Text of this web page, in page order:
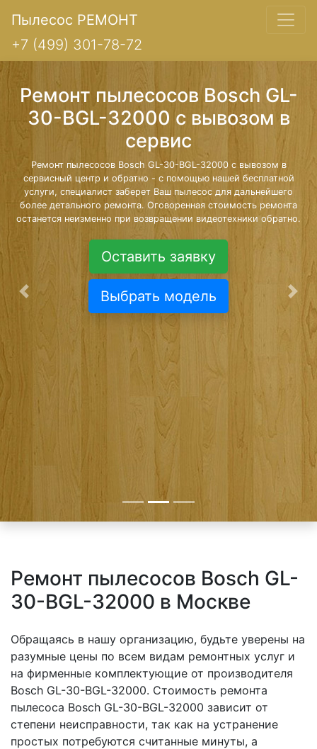
Пылесос РЕМОНТ
+7 (499) 301-78-72
Ремонт пылесосов Bosch GL-
30-BGL-32000 с вывозом в
сервис
Ремонт пылесосов Bosch GL-30-BGL-32000 с вывозом в
сервисный центр и обратно - с помощью нашей бесплатной
услуги, специалист заберет Ваш пылесос для дальнейшего
более детального ремонта. Оговоренная стоимость ремонта
останется неизменно при возвращении видеотехники обратно.
Оставить заявку
Выбрать модель
Предыдущая
Ремонт пылесосов Bosch GL-
30-BGL-32000 в Москве
Обращаясь в нашу организацию, будьте уверены на
разумные цены по всем видам ремонтных услуг и
на фирменные комплектующие от производителя
Bosch GL-30-BGL-32000. Стоимость ремонта
пылесоса Bosch GL-30-BGL-32000 зависит от
степени неисправности, так как на устранение
простых потребуются считанные минуты, а